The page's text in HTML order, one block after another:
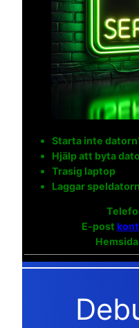
Starta inte
Hjälp att byta
Trasig laptop
Laggar
E-post